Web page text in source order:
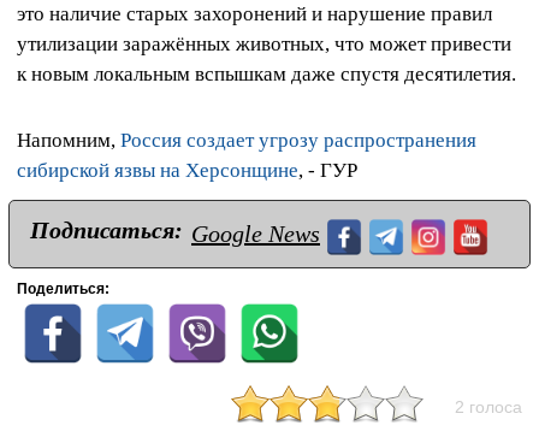
это наличие старых захоронений и нарушение правил
утилизации заражённых животных, что может привести
к новым локальным вспышкам даже спустя десятилетия.
Напомним, Россия создает угрозу распространения
сибирской язвы на Херсонщине, - ГУР
Подписаться: Google News
Поделиться:
2 голоса